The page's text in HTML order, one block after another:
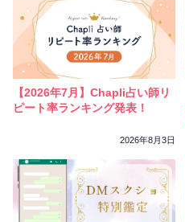
今週の運勢 彼氏
相性 復縁
【2026年7月】Chapli占い師リ
ピート率ランキング発表！
2026年8月3日